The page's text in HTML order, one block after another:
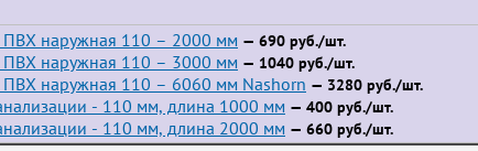
ПВХ наружная 110 – 2000 мм — 690 руб./шт.
ПВХ наружная 110 – 3000 мм — 1040 руб./шт.
ПВХ наружная 110 – 6060 мм Nashorn — 3280 руб./шт.
- 110 мм, длина 1000 мм — 400 руб./шт.
- 110 мм, длина 2000 мм — 660 руб./шт.